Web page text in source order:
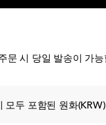
문 시 당일 발송이 가능
모두 포함된 원화